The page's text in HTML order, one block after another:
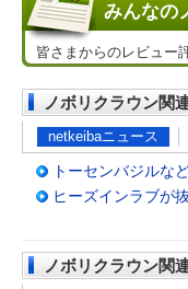
みんなの
皆さまからのレビュー
ノボリクラウン関
netkeibaニュース
トーセンバジルな
ヒーズインラブが
ノボリクラウン関